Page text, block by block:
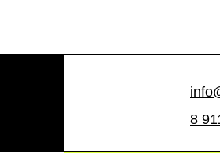
8